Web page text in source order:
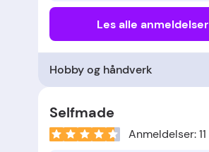
Les alle anmeldelser
Hobby og håndverk
Selfmade
Anmeldelser: 11